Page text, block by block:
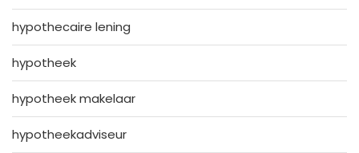
hypothecaire lening
hypotheek
hypotheek makelaar
hypotheekadviseur